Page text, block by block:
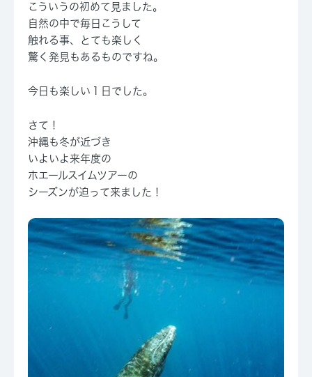
こういうの初めて見ました。
自然の中で毎日こうして
触れる事、とても楽しく
驚く発見もあるものですね。
今日も楽しい１日でした。
さて！
沖縄も冬が近づき
いよいよ来年度の
ホエールスイムツアーの
シーズンが迫って来ました！